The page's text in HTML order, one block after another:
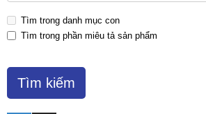
Đồ tiện ích
Sản phẩm khác
Tìm trong danh mục con
Tìm trong phần miêu tả sản phẩm